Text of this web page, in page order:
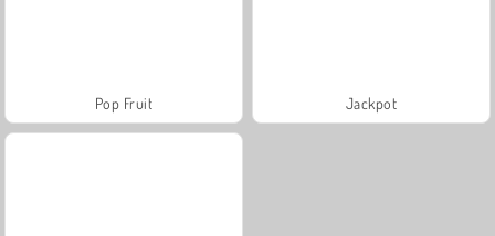
Pop Fruit Jackpot